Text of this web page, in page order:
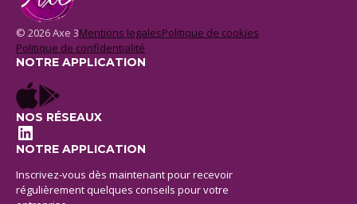
© 2026 Axe 3Mentions legalesPolitique de cookies
Politique de confidentialité
NOTRE APPLICATION
NOS RÉSEAUX
LinkedIn
NOTRE APPLICATION
Inscrivez-vous dès maintenant pour recevoir
régulièrement quelques conseils pour votre